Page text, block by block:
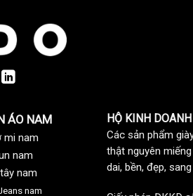
ÁO NAM
mi nam
nam
nam
nam
HỘ KINH
Các sản phẩm
thật nguyên
dai, bền, đẹp,